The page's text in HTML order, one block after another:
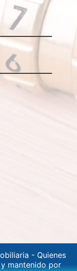
- Quienes
mantenido por